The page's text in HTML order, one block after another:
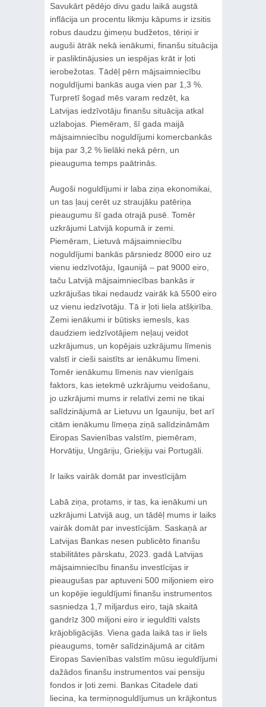
Savukārt pēdējo divu gadu laikā augstā
inflācija un procentu likmju kāpums ir izsitis
robus daudzu ģimeņu budžetos, tēriņi ir
auguši ātrāk nekā ienākumi, finanšu situācija
ir pasliktinājusies un iespējas krāt ir ļoti
ierobežotas. Tādēļ pērn mājsaimniecību
noguldījumi bankās auga vien par 1,3 %.
Turpretī šogad mēs varam redzēt, ka
Latvijas iedzīvotāju finanšu situācija atkal
uzlabojas. Piemēram, šī gada maijā
mājsaimniecību noguldījumi komercbankās
bija par 3,2 % lielāki nekā pērn, un
pieauguma temps paātrinās.
Augoši noguldījumi ir laba ziņa ekonomikai,
un tas ļauj cerēt uz straujāku patēriņa
pieaugumu šī gada otrajā pusē. Tomēr
uzkrājumi Latvijā kopumā ir zemi.
Piemēram, Lietuvā mājsaimniecību
noguldījumi bankās pārsniedz 8000 eiro uz
vienu iedzīvotāju, Igaunijā – pat 9000 eiro,
taču Latvijā mājsaimniecības bankās ir
uzkrājušas tikai nedaudz vairāk kā 5500 eiro
uz vienu iedzīvotāju. Tā ir ļoti liela atšķirība.
Zemi ienākumi ir būtisks iemesls, kas
daudziem iedzīvotājiem neļauj veidot
uzkrājumus, un kopējais uzkrājumu līmenis
valstī ir cieši saistīts ar ienākumu līmeni.
Tomēr ienākumu līmenis nav vienīgais
faktors, kas ietekmē uzkrājumu veidošanu,
jo uzkrājumi mums ir relatīvi zemi ne tikai
salīdzinājumā ar Lietuvu un Igauniju, bet arī
citām ienākumu līmeņa ziņā salīdzināmām
Eiropas Savienības valstīm, piemēram,
Horvātiju, Ungāriju, Grieķiju vai Portugāli.
Ir laiks vairāk domāt par investīcijām
Labā ziņa, protams, ir tas, ka ienākumi un
uzkrājumi Latvijā aug, un tādēļ mums ir laiks
vairāk domāt par investīcijām. Saskaņā ar
Latvijas Bankas nesen publicēto finanšu
stabilitātes pārskatu, 2023. gadā Latvijas
mājsaimniecību finanšu investīcijas ir
pieaugušas par aptuveni 500 miljoniem eiro
un kopējie ieguldījumi finanšu instrumentos
sasniedza 1,7 miljardus eiro, tajā skaitā
gandrīz 300 miljoni eiro ir ieguldīti valsts
krājobligācijās. Viena gada laikā tas ir liels
pieaugums, tomēr salīdzinājumā ar citām
Eiropas Savienības valstīm mūsu ieguldījumi
dažādos finanšu instrumentos vai pensiju
fondos ir ļoti zemi. Bankas Citadele dati
liecina, ka termiņnoguldījumus un krājkontus